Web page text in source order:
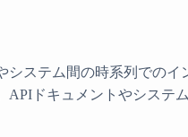
システム間の時系列でのイ
APIドキュメントやシステ